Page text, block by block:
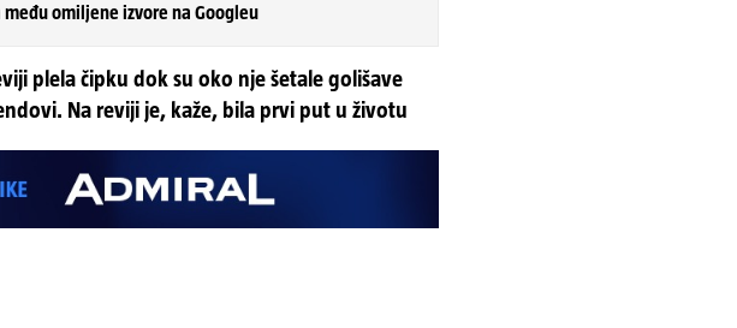
omiljene izvore na Googleu
plela čipku dok su oko nje šetale golišave
Na reviji je, kaže, bila prvi put u životu